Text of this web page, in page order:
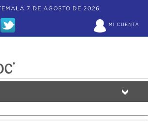
7 DE AGOSTO DE 2026
MI CUENTA